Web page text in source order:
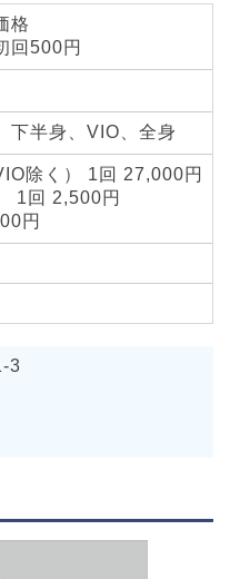
格
回500円
下半身、VIO、全身
除く） 1回 27,000円
1回 2,500円
円
3